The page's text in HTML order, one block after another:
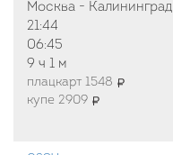
Москва - Калининград
21:44
06:45
9 ч 1 м
плацкарт 1548
купе 2909